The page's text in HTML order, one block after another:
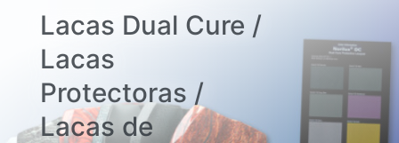
Lacas
Protectoras /
Lacas de
Serigrafía